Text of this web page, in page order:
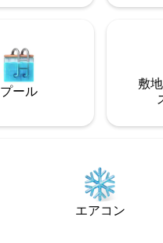
プール
敷
エアコン